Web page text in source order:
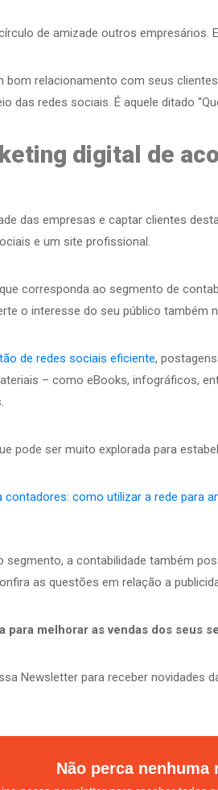
de amizade outros empresários.
bom relacionamento com seus
das redes sociais. É aquele ditado
digital de
das empresas e captar clientes
e um site profissional.
corresponda ao segmento de
o interesse do seu público também
de redes sociais eficiente,
– como eBooks, infográficos,
pode ser muito explorada para
contadores: como utilizar a rede para
segmento, a contabilidade também
as questões em relação a
para melhorar as vendas dos seus
Newsletter para receber novidades
Não perca nenhuma